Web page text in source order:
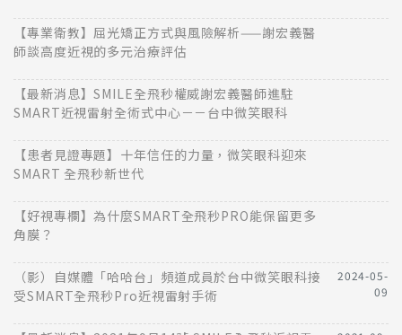
【專業衛教】屈光矯正方式與風險解析——謝宏義醫
師談高度近視的多元治療評估
【最新消息】SMILE全飛秒權威謝宏義醫師進駐
SMART近視雷射全術式中心－－台中微笑眼科
【患者見證專題】十年信任的力量，微笑眼科迎來
SMART 全飛秒新世代
【好視專欄】為什麼SMART全飛秒PRO能保留更多
角膜？
（影）自媒體「哈哈台」頻道成員於台中微笑眼科接
受SMART全飛秒Pro近視雷射手術
2024-05-
09